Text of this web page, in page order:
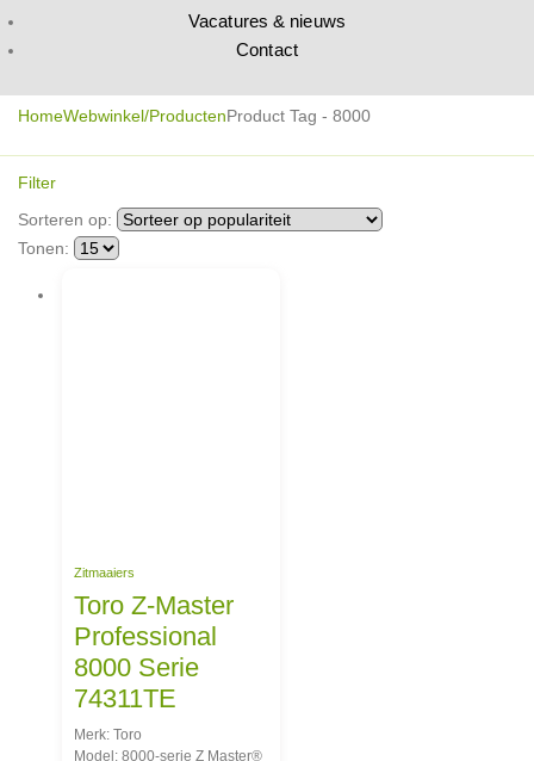
Vacatures & nieuws
Contact
HomeWebwinkel/ProductenProduct Tag - 8000
Filter
Sorteren op:
Tonen:
Zitmaaiers
Toro Z-Master
Professional
8000 Serie
74311TE
Merk: Toro
Model: 8000-serie Z Master®